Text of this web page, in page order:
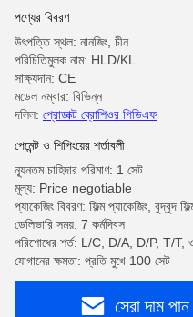
পণ্যের বিবরণ
উৎপত্তি স্থল: নানজিং, চীন
পরিচিতিমুলক নাম: HLD/KL
সাক্ষ্যদান: CE
মডেল নম্বার: বিভিন্ন
দলিল: প্রোডাক্ট ব্রোশিওর পিডিএফ
পেমেন্ট ও শিপিংয়ের শর্তাবলী
ন্যূনতম চাহিদার পরিমাণ: 1 সেট
মূল্য: Price negotiable
প্যাকেজিং বিবরণ: ফিল্ম প্যাকেজিং, বুদ্বুদ
ডেলিভারি সময়: 7 কর্মদিবস
পরিশোধের শর্ত: L/C, D/A, D/P, T/T,
যোগানের ক্ষমতা: প্রতি মুখে 100 সেট
সেরা দাম পান